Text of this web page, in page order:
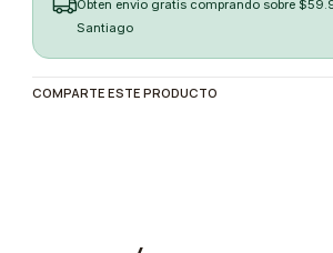
Obten envio gratis comprando sobre
Santiago
COMPARTE ESTE PRODUCTO